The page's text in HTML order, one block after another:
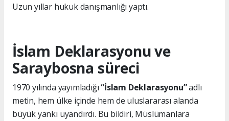
Uzun yıllar hukuk danışmanlığı yaptı.
İslam Deklarasyonu ve
Saraybosna süreci
1970 yılında yayımladığı“İslam Deklarasyonu”adlı
metin, hem ülke içinde hem de uluslararası alanda
büyük yankı uyandırdı. Bu bildiri, Müslümanlara